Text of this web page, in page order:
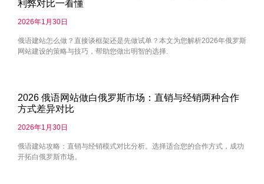
利弊对比一看懂
2026年1月30日
俄语建站怎么做？直接谈框架还是先做试单？本文为您解析2026年俄罗斯
网站建设的策略与技巧，帮助您做出明智的选择.
2026 俄语网站做白俄罗斯市场：直销与经销两种合作
方式差异对比
2026年1月30日
俄语建站攻略：直销与经销模式对比分析。选择适合您的合作方式，成功
开拓白俄罗斯市场。